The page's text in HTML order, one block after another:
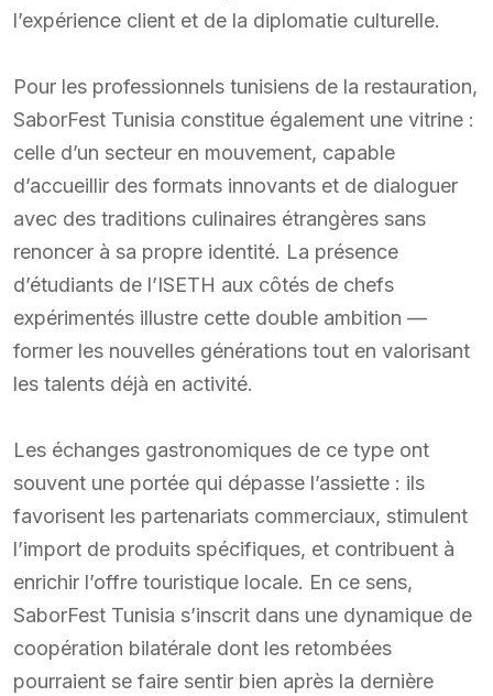
l’expérience client et de la diplomatie culturelle.
Pour les professionnels tunisiens de la restauration,
SaborFest Tunisia constitue également une vitrine :
celle d’un secteur en mouvement, capable
d’accueillir des formats innovants et de dialoguer
avec des traditions culinaires étrangères sans
renoncer à sa propre identité. La présence
d’étudiants de l’ISETH aux côtés de chefs
expérimentés illustre cette double ambition —
former les nouvelles générations tout en valorisant
les talents déjà en activité.
Les échanges gastronomiques de ce type ont
souvent une portée qui dépasse l’assiette : ils
favorisent les partenariats commerciaux, stimulent
l’import de produits spécifiques, et contribuent à
enrichir l’offre touristique locale. En ce sens,
SaborFest Tunisia s’inscrit dans une dynamique de
coopération bilatérale dont les retombées
pourraient se faire sentir bien après la dernière